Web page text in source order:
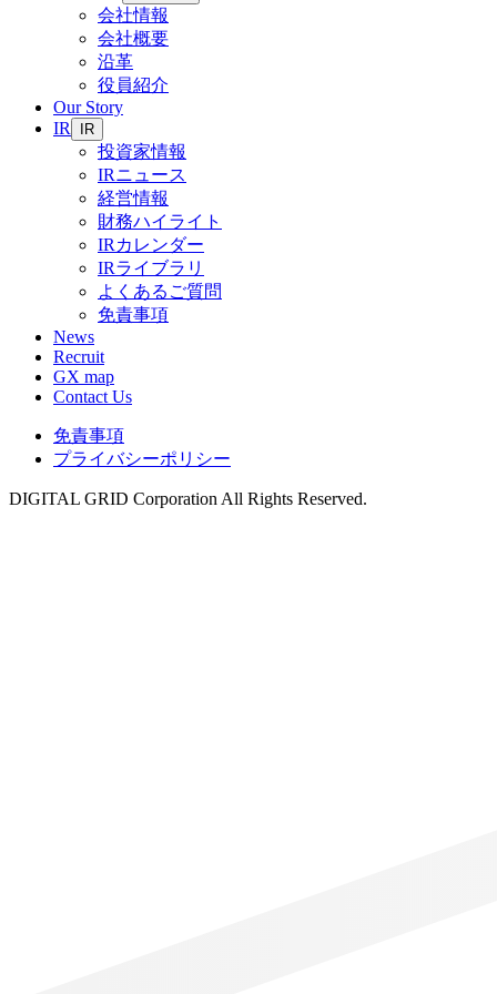
会社情報
会社概要
沿革
役員紹介
Our Story
IR
IR
投資家情報
IRニュース
経営情報
財務ハイライト
IRカレンダー
IRライブラリ
よくあるご質問
免責事項
News
Recruit
GX map
Contact Us
免責事項
プライバシーポリシー
DIGITAL GRID Corporation All Rights Reserved.